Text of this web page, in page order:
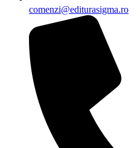
comenzi@editurasigma.ro